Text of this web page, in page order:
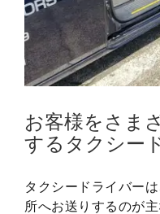
お客様をさま
するタクシー
タクシードライバー
所へお送りするのが